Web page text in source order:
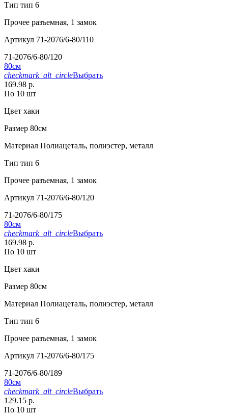
Тип тип 6
Прочее разъемная, 1 замок
Артикул 71-2076/6-80/110
71-2076/6-80/120
80см
checkmark_alt_circleВыбрать
169.98 р.
По 10 шт
Цвет хаки
Размер 80см
Материал Полиацеталь, полиэстер, металл
Тип тип 6
Прочее разъемная, 1 замок
Артикул 71-2076/6-80/120
71-2076/6-80/175
80см
checkmark_alt_circleВыбрать
169.98 р.
По 10 шт
Цвет хаки
Размер 80см
Материал Полиацеталь, полиэстер, металл
Тип тип 6
Прочее разъемная, 1 замок
Артикул 71-2076/6-80/175
71-2076/6-80/189
80см
checkmark_alt_circleВыбрать
129.15 р.
По 10 шт